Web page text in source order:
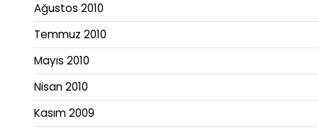
Ağustos 2010
Temmuz 2010
Mayıs 2010
Nisan 2010
Kasım 2009